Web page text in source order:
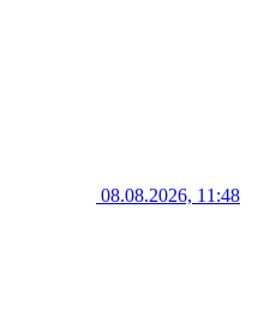
08.08.2026, 11:48